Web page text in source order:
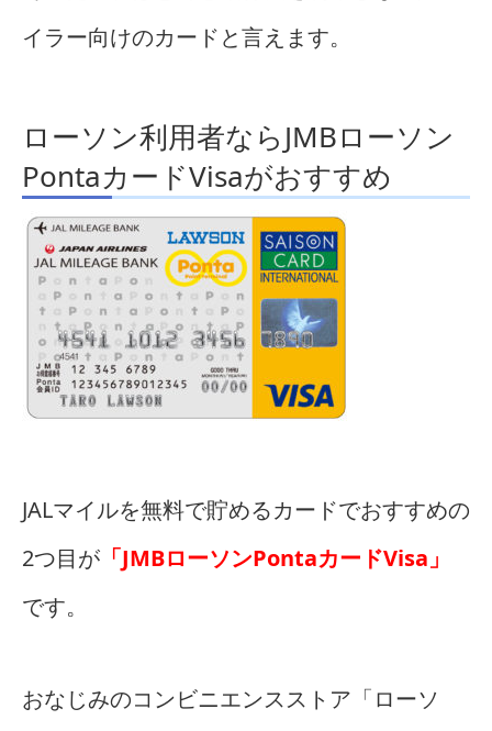
イラー向けのカードと言えます。
ローソン利用者ならJMBローソン
PontaカードVisaがおすすめ
JALマイルを無料で貯めるカードでおすすめの
2つ目が 「JMBローソンPontaカードVisa」
です。
おなじみのコンビニエンスストア「ローソ